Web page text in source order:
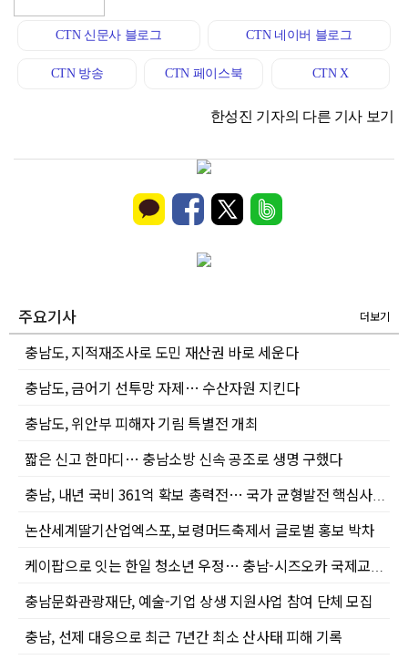
CTN 신문사 블로그 CTN 네이버 블로그
CTN 방송 CTN 페이스북 CTN X
한성진 기자의 다른 기사 보기
주요기사 더보기
충남도, 지적재조사로 도민 재산권 바로 세운다
충남도, 금어기 선투망 자제… 수산자원 지킨다
충남도, 위안부 피해자 기림 특별전 개최
짧은 신고 한마디… 충남소방 신속 공조로 생명 구했다
충남, 내년 국비 361억 확보 총력전… 국가 균형발전 핵심사업 건의
논산세계딸기산업엑스포, 보령머드축제서 글로벌 홍보 박차
케이팝으로 잇는 한일 청소년 우정… 충남-시즈오카 국제교류 캠프 성료
충남문화관광재단, 예술-기업 상생 지원사업 참여 단체 모집
충남, 선제 대응으로 최근 7년간 최소 산사태 피해 기록